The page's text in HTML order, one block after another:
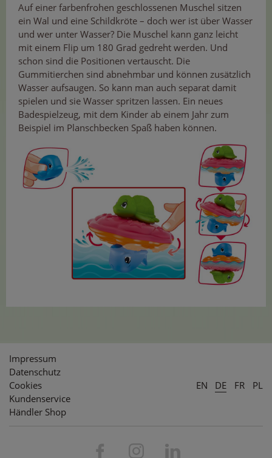
Auf einer farbenfrohen geschlossenen Muschel sitzen
ein Wal und eine Schildkröte – doch wer ist über Wasser
und wer unter Wasser? Die Muschel kann ganz leicht
mit einem Flip um 180 Grad gedreht werden. Und
schon sind die Positionen vertauscht. Die
Gummitierchen sind abnehmbar und können zusätzlich
Wasser aufsaugen. So kann man auch separat damit
spielen und sie Wasser spritzen lassen. Ein neues
Badespielzeug, mit dem Kinder ab einem Jahr zum
Beispiel im Planschbecken Spaß haben können.
Impressum
Datenschutz
Cookies
Kundenservice
Händler Shop
EN DE FR PL